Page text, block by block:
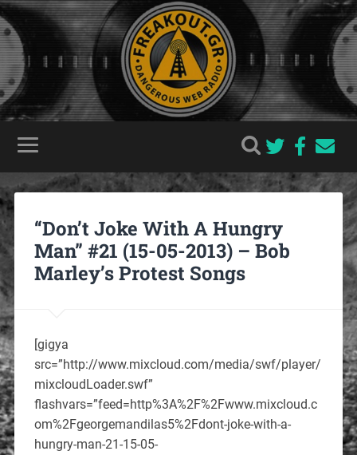
“Don’t Joke With A Hungry
Man” #21 (15-05-2013) – Bob
Marley’s Protest Songs
[gigya
src=”http://www.mixcloud.com/media/swf/player/
mixcloudLoader.swf”
flashvars=”feed=http%3A%2F%2Fwww.mixcloud.c
om%2Fgeorgemandilas5%2Fdont-joke-with-a-
hungry-man-21-15-05-